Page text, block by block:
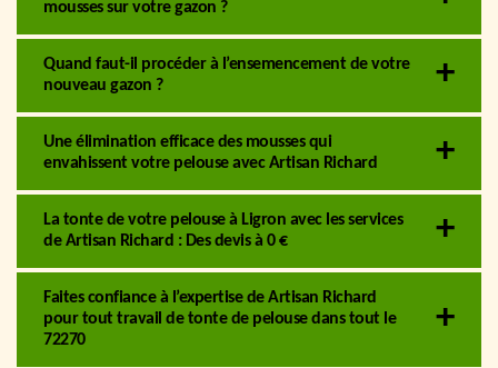
mousses sur votre gazon ?
Quand faut-il procéder à l’ensemencement de votre
nouveau gazon ?
Une élimination efficace des mousses qui
envahissent votre pelouse avec Artisan Richard
La tonte de votre pelouse à Ligron avec les services
de Artisan Richard : Des devis à 0 €
Faites confiance à l’expertise de Artisan Richard
pour tout travail de tonte de pelouse dans tout le
72270